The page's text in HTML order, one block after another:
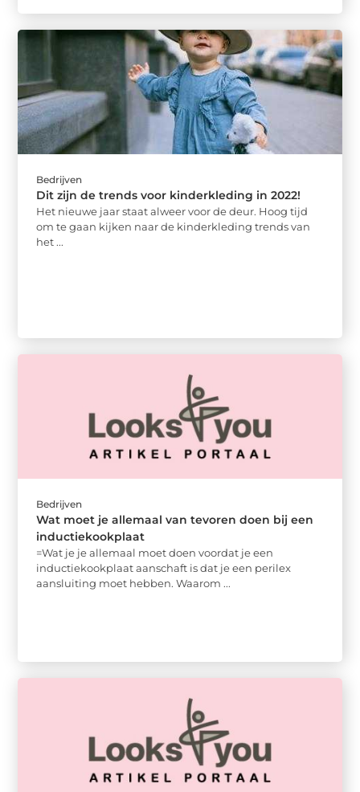
Bedrijven
Dit zijn de trends voor kinderkleding in 2022!
Het nieuwe jaar staat alweer voor de deur. Hoog tijd
om te gaan kijken naar de kinderkleding trends van
het ...
Bedrijven
Wat moet je allemaal van tevoren doen bij een
inductiekookplaat
=Wat je je allemaal moet doen voordat je een
inductiekookplaat aanschaft is dat je een perilex
aansluiting moet hebben. Waarom ...